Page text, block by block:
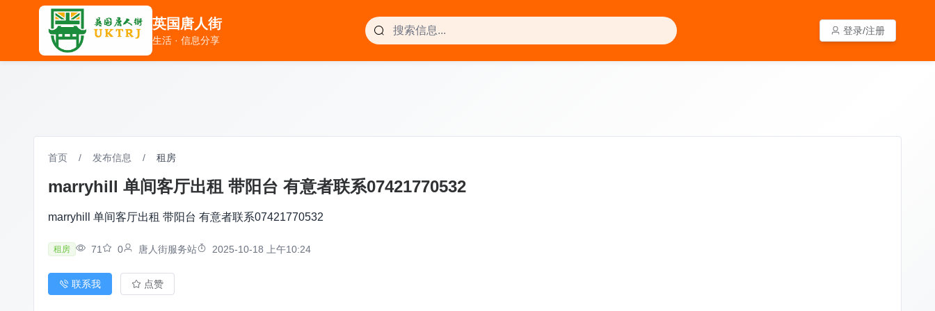
英国唐人街
生活 · 信息分享
登录/注册
英国唐人街
生活 · 信息分享
登录/注册
首页 / 发布信息 / 租房
marryhill 单间客厅出租 带阳台 有意者联系07421770532
marryhill 单间客厅出租 带阳台 有意者联系07421770532
租房 71 0 唐人街服务站 2025-10-18 上午10:24
联系我 点赞